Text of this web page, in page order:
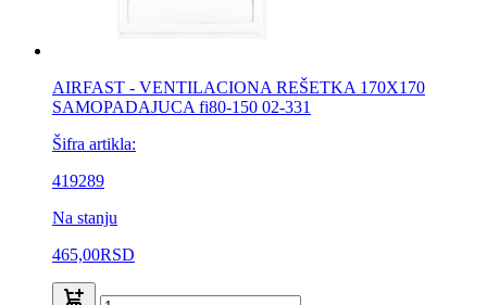
AIRFAST - VENTILACIONA REŠETKA 170X170
SAMOPADAJUCA fi80-150 02-331
Šifra artikla:
419289
Na stanju
465,00RSD